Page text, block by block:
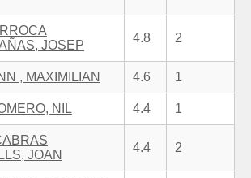
JOSEP
4.8 2
, MAXIMILIAN 4.6 1
NIL 4.4 1
JOAN
4.4 2